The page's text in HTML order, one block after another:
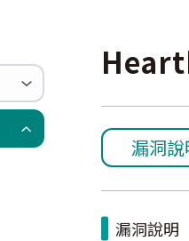
漏洞說
漏洞說明